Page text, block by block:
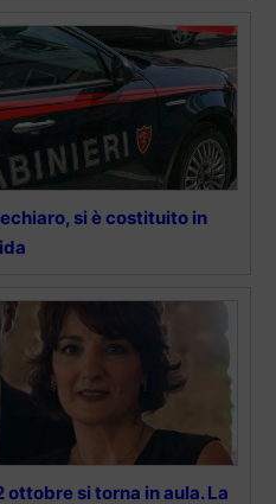
si è costituito in
ottobre si torna in aula. La